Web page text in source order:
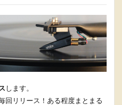
します。
回リリース！ある程度まとまる